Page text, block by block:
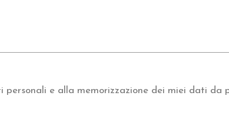
e alla memorizzazione dei miei dati da